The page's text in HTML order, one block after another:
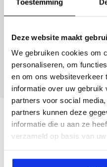
Toestemming
Deze website maakt
We gebruiken cookies om
personaliseren, om
en om ons websiteverkeer
informatie over uw gebruik
partners voor social
partners kunnen deze
informatie die u aan ze
verzameld op basis van
Wanneer je foto’s
maandag tot en met
een voorstel.
Veelgestelde
Wanneer kan ik een proefrit